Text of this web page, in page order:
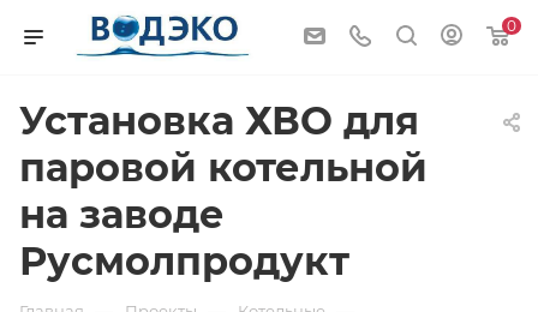
0
Установка ХВО для
паровой котельной
на заводе
Русмолпродукт